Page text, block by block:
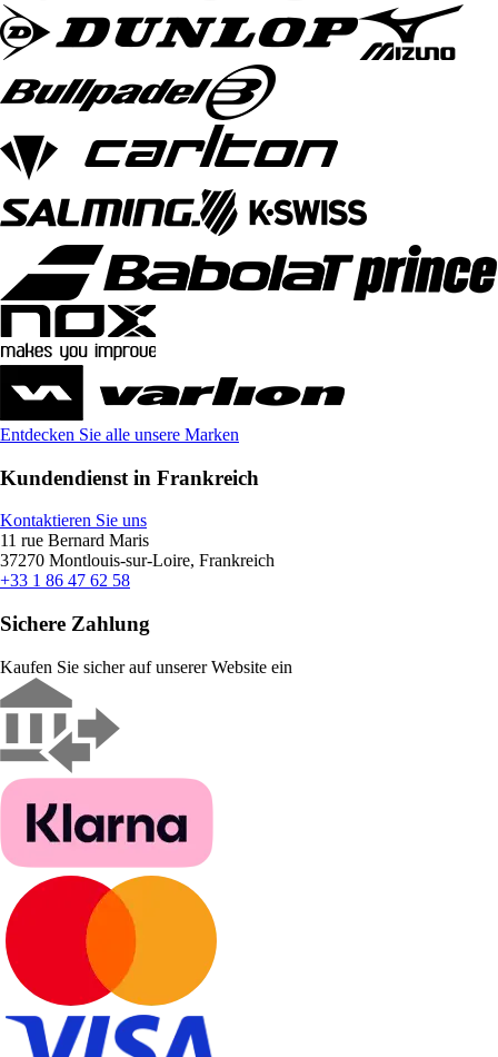
Entdecken Sie alle unsere Marken
Kundendienst in Frankreich
Kontaktieren Sie uns
11 rue Bernard Maris
37270 Montlouis-sur-Loire, Frankreich
+33 1 86 47 62 58
Sichere Zahlung
Kaufen Sie sicher auf unserer Website ein